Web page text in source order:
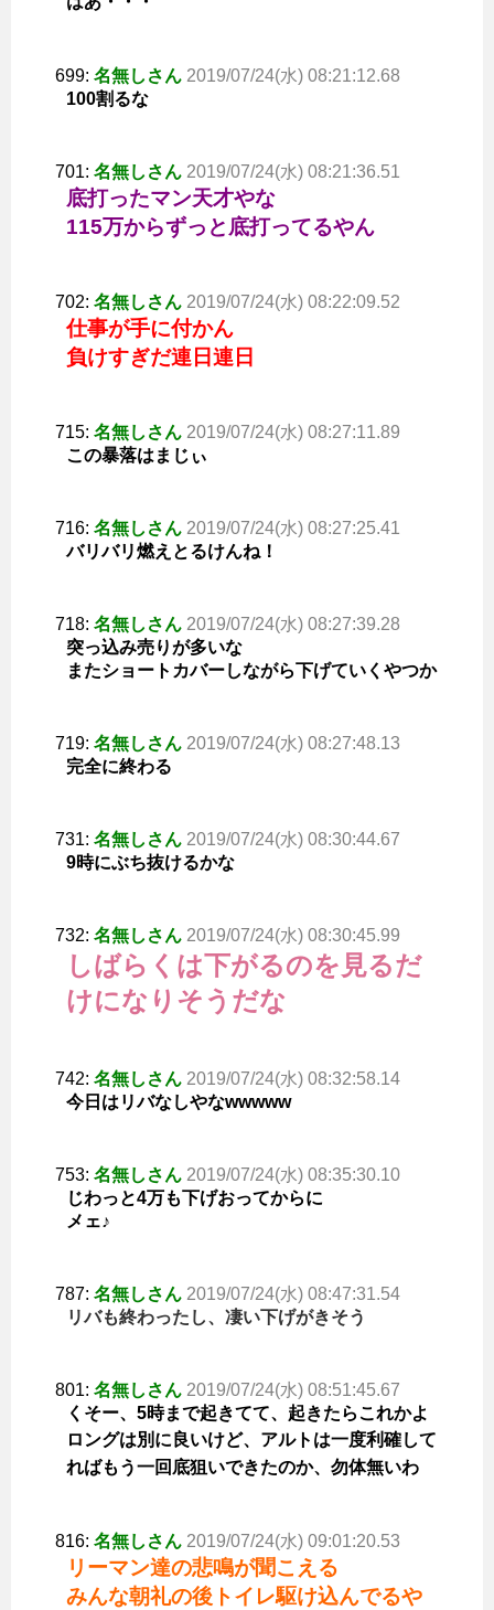
699: 名無しさん 2019/07/24(水) 08:21:12.68
100割るな
701: 名無しさん 2019/07/24(水) 08:21:36.51
底打ったマン天才やな
115万からずっと底打ってるやん
702: 名無しさん 2019/07/24(水) 08:22:09.52
仕事が手に付かん
負けすぎだ連日連日
715: 名無しさん 2019/07/24(水) 08:27:11.89
この暴落はまじぃ
716: 名無しさん 2019/07/24(水) 08:27:25.41
バリバリ燃えとるけんね！
718: 名無しさん 2019/07/24(水) 08:27:39.28
突っ込み売りが多いな
またショートカバーしながら下げていくやつか
719: 名無しさん 2019/07/24(水) 08:27:48.13
完全に終わる
731: 名無しさん 2019/07/24(水) 08:30:44.67
9時にぶち抜けるかな
732: 名無しさん 2019/07/24(水) 08:30:45.99
しばらくは下がるのを見るだ
けになりそうだな
742: 名無しさん 2019/07/24(水) 08:32:58.14
今日はリバなしやなwwwww
753: 名無しさん 2019/07/24(水) 08:35:30.10
じわっと4万も下げおってからに
メェ♪
787: 名無しさん 2019/07/24(水) 08:47:31.54
リバも終わったし、凄い下げがきそう
801: 名無しさん 2019/07/24(水) 08:51:45.67
くそー、5時まで起きてて、起きたらこれかよ
ロングは別に良いけど、アルトは一度利確して
ればもう一回底狙いできたのか、勿体無いわ
816: 名無しさん 2019/07/24(水) 09:01:20.53
リーマン達の悲鳴が聞こえる
みんな朝礼の後トイレ駆け込んでるや